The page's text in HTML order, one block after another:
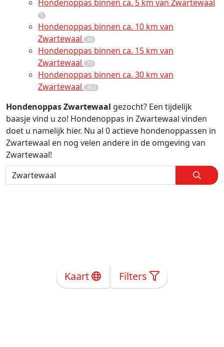
Hondenoppas binnen ca. 5 km van Zwartewaal
5
Hondenoppas binnen ca. 10 km van
Zwartewaal 36
Hondenoppas binnen ca. 15 km van
Zwartewaal 70
Hondenoppas binnen ca. 30 km van
Zwartewaal 365
Hondenoppas Zwartewaal gezocht? Een tijdelijk
baasje vind u zo! Hondenoppas in Zwartewaal vinden
doet u namelijk hier. Nu al 0 actieve hondenoppassen in
Zwartewaal en nog velen andere in de omgeving van
Zwartewaal!
Kaart Filters